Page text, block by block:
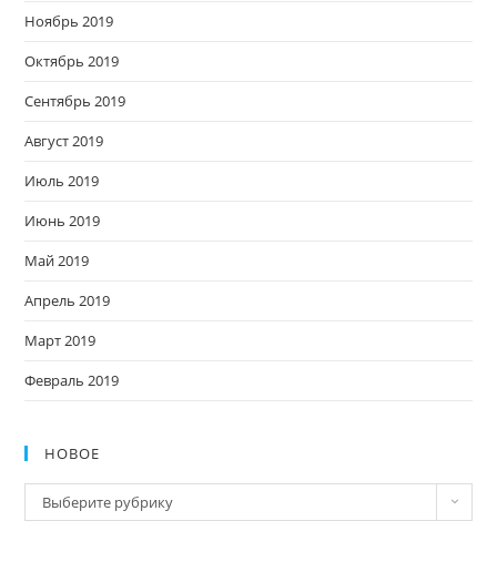
Ноябрь 2019
Октябрь 2019
Сентябрь 2019
Август 2019
Июль 2019
Июнь 2019
Май 2019
Апрель 2019
Март 2019
Февраль 2019
НОВОЕ
Новое
Выберите рубрику